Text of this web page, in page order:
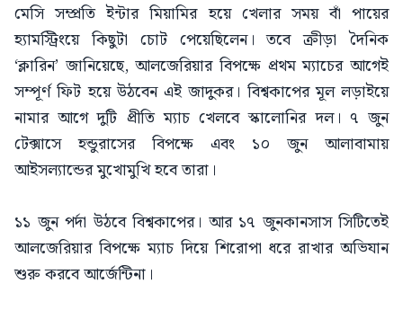
মেসি সম্প্রতি ইন্টার মিয়ামির হয়ে খেলার সময় বাঁ পায়ের
হ্যামস্ট্রিংয়ে কিছুটা চোট পেয়েছিলেন। তবে ক্রীড়া দৈনিক
‘ক্লারিন’ জানিয়েছে, আলজেরিয়ার বিপক্ষে প্রথম ম্যাচের আগেই
সম্পূর্ণ ফিট হয়ে উঠবেন এই জাদুকর। বিশ্বকাপের মূল লড়াইয়ে
নামার আগে দুটি প্রীতি ম্যাচ খেলবে স্কালোনির দল। ৭ জুন
টেক্সাসে হন্ডুরাসের বিপক্ষে এবং ১০ জুন আলাবামায়
আইসল্যান্ডের মুখোমুখি হবে তারা।
১১ জুন পর্দা উঠবে বিশ্বকাপের। আর ১৭ জুনকানসাস সিটিতেই
আলজেরিয়ার বিপক্ষে ম্যাচ দিয়ে শিরোপা ধরে রাখার অভিযান
শুরু করবে আর্জেন্টিনা।